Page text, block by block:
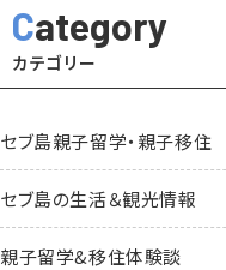
Category
カテゴリー
セブ島親子留学・親子移住
セブ島の生活＆観光情報
親子留学&移住体験談